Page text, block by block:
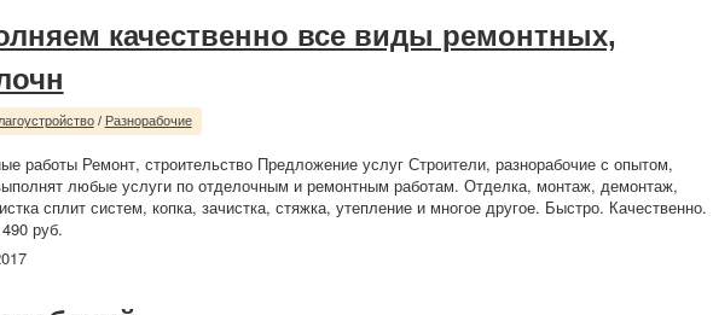
качественно все виды ремонтных,
/ Разнорабочие
работы Ремонт, строительство Предложение услуг Строители, разнорабочие с опытом,
любые услуги по отделочным и ремонтным работам. Отделка, монтаж, демонтаж,
сплит систем, копка, зачистка, стяжка, утепление и многое другое. Быстро. Качественно.
руб.